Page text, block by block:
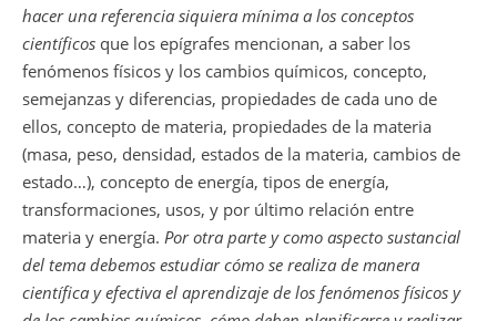
hacer una referencia siquiera mínima a los conceptos
científicos que los epígrafes mencionan, a saber los
fenómenos físicos y los cambios químicos, concepto,
semejanzas y diferencias, propiedades de cada uno de
ellos, concepto de materia, propiedades de la materia
(masa, peso, densidad, estados de la materia, cambios de
estado…), concepto de energía, tipos de energía,
transformaciones, usos, y por último relación entre
materia y energía. Por otra parte y como aspecto sustancial
del tema debemos estudiar cómo se realiza de manera
científica y efectiva el aprendizaje de los fenómenos físicos y